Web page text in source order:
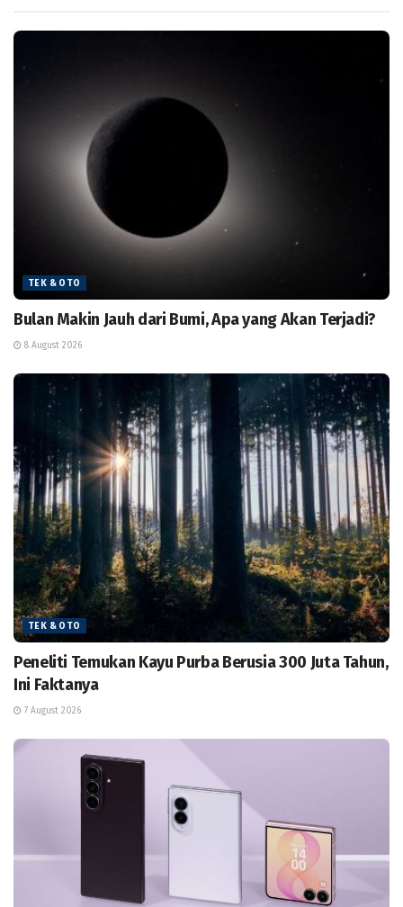
TEK & OTO
Bulan Makin Jauh dari Bumi, Apa yang Akan Terjadi?
8 August 2026
TEK & OTO
Peneliti Temukan Kayu Purba Berusia 300 Juta Tahun,
Ini Faktanya
7 August 2026